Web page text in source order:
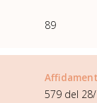
89
579 del